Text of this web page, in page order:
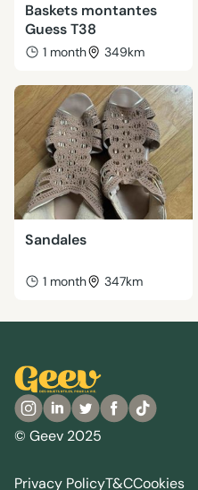
Baskets montantes
Guess T38
1 month 349km
Sandales
1 month 347km
© Geev 2025
Privacy PolicyT&CCookies